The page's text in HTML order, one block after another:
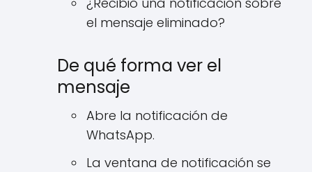
el mensaje eliminado?
De qué forma ver el
mensaje
Abre la notificación de
WhatsApp.
La ventana de notificación se